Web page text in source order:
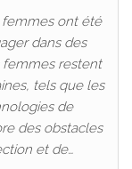
femmes ont été
dans des
femmes restent
tels que les
de
des obstacles
et de…